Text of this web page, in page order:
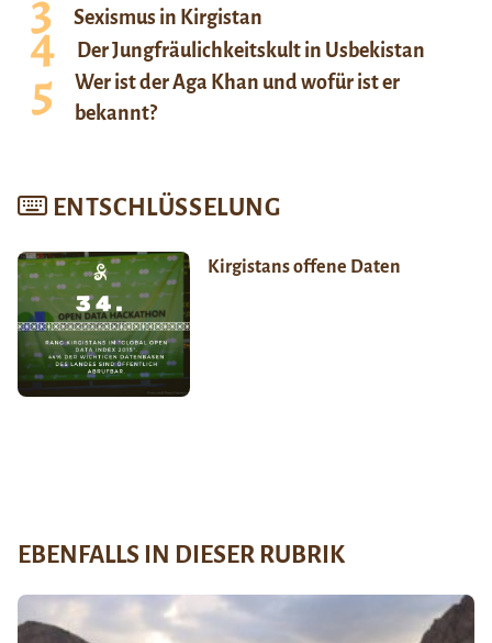
Sexismus in Kirgistan
Der Jungfräulichkeitskult in Usbekistan
Wer ist der Aga Khan und wofür ist er
bekannt?
ENTSCHLÜSSELUNG
Kirgistans offene Daten
EBENFALLS IN DIESER RUBRIK